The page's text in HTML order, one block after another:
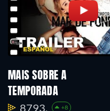
MAIS SOBRE A
TEMPORADA
8793. +8